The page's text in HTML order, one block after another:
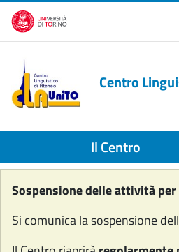
Salta al contenuto principale
Centro
Il Centro
Sospensione delle attività
Si comunica la sospensione